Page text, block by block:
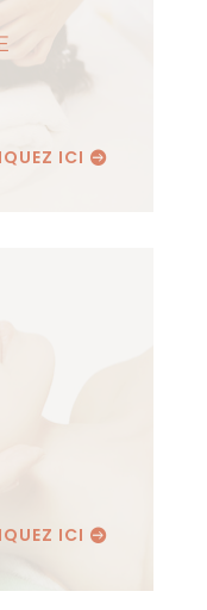
ICI
ICI